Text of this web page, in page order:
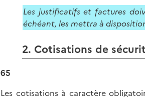
Les justificatifs et factures
échéant, les mettra à
2. Cotisations de
65
Les cotisations à caractère